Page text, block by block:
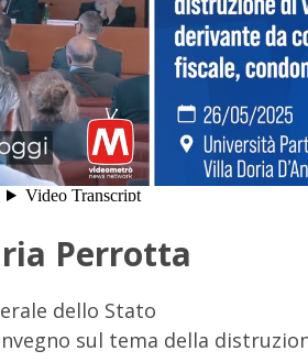
Perrotta
dello Stato
sul tema della